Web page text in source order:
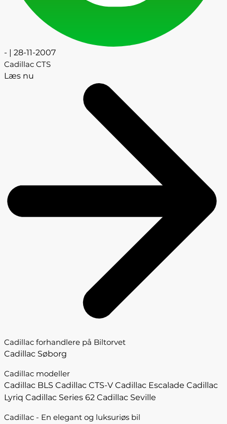
- | 28-11-2007
Cadillac CTS
Læs nu
Cadillac forhandlere på Biltorvet
Cadillac Søborg
Cadillac modeller
Cadillac BLS Cadillac CTS-V Cadillac Escalade Cadillac
Lyriq Cadillac Series 62 Cadillac Seville
Cadillac - En elegant og luksuriøs bil